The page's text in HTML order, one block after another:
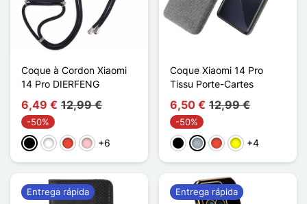
Coque à Cordon Xiaomi
14 Pro DIERFENG
6,49 € 12,99 €
-50%
NegroBlancoRojoRosa+6
Coque Xiaomi 14 Pro
Tissu Porte-Cartes
6,50 € 12,99 €
-50%
Negro
Gris RojoAmarillo
+4
Entrega rápida Entrega rápida